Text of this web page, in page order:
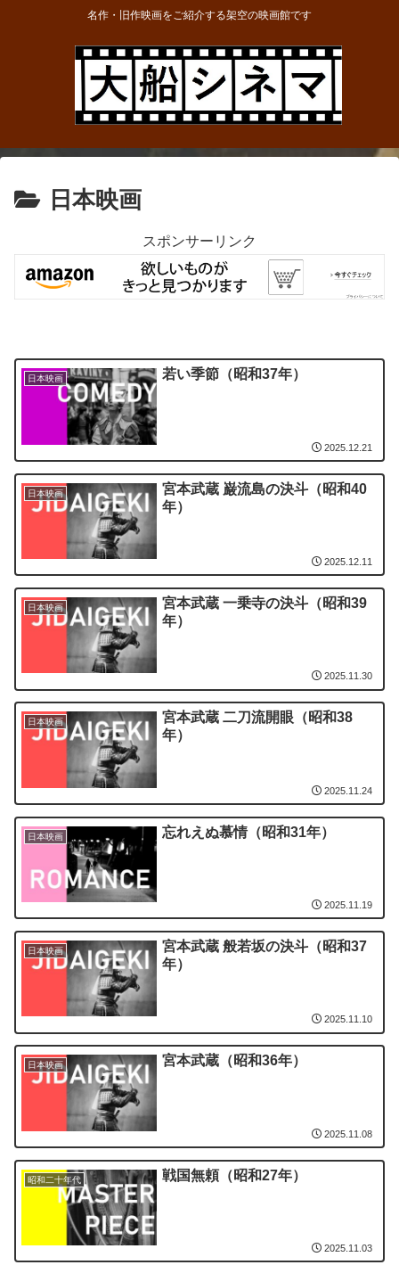
名作・旧作映画をご紹介する架空の映画館です
日本映画
スポンサーリンク
日本映画 若い季節（昭和37年）
2025.12.21
日本映画
宮本武蔵 巌流島の決斗（昭和40
年）
2025.12.11
日本映画
宮本武蔵 一乗寺の決斗（昭和39
年）
2025.11.30
日本映画
宮本武蔵 二刀流開眼（昭和38
年）
2025.11.24
日本映画 忘れえぬ慕情（昭和31年）
2025.11.19
日本映画
宮本武蔵 般若坂の決斗（昭和37
年）
2025.11.10
日本映画 宮本武蔵（昭和36年）
2025.11.08
昭和二十年代 戦国無頼（昭和27年）
2025.11.03